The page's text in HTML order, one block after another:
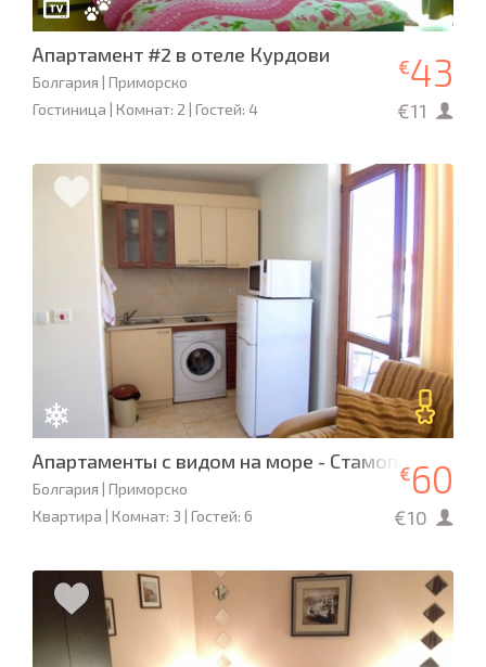
Апартамент #2 в отеле Курдови
Болгария | Приморско
Гостиница | Комнат: 2 | Гостей: 4
€43
€11
Апартаменты с видом на море - Стамополу 4***
Болгария | Приморско
Квартира | Комнат: 3 | Гостей: 6
€60
€10